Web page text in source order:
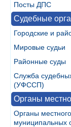
Посты ДПС
Судебные
Городские и
Мировые судьи
Районные суды
Служба
(УФССП)
Органы
Органы
муниципальных